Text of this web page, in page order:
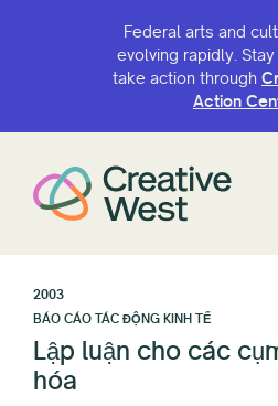
Federal arts and
evolving rapidly.
take action through
Action
2003
BÁO CÁO TÁC ĐỘNG KINH TẾ
Lập luận cho các
hóa